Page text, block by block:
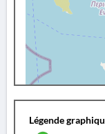
Légende